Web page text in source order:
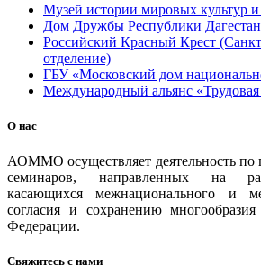
Музей истории мировых культур
Дом Дружбы Республики Дагестан
Российский Красный Крест
отделение)
ГБУ «Московский дом
Международный альянс
О нас
АОММО осуществляет деятельность по
семинаров, направленных на
касающихся межнационального и
согласия и сохранению
Федерации.
Свяжитесь с нами